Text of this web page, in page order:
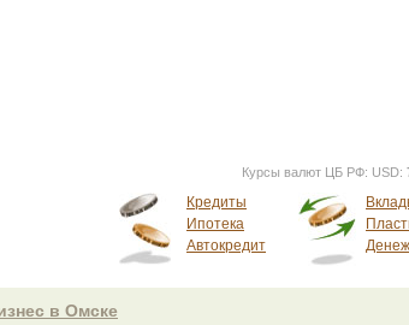
Курсы валют ЦБ РФ: USD:
Кредиты
Ипотека
Автокредит
в Омске